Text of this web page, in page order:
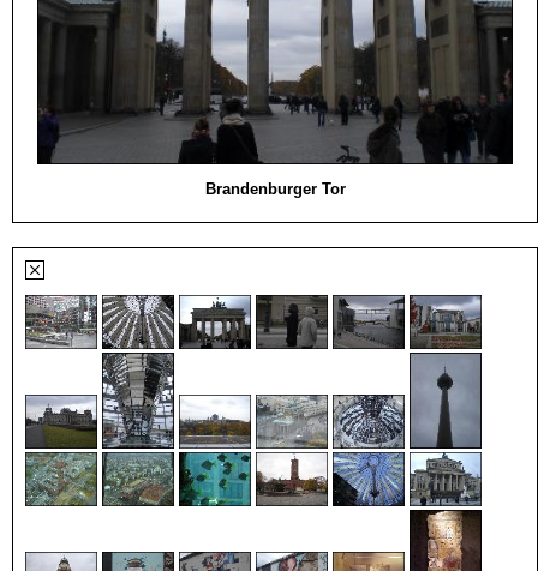
Brandenburger Tor